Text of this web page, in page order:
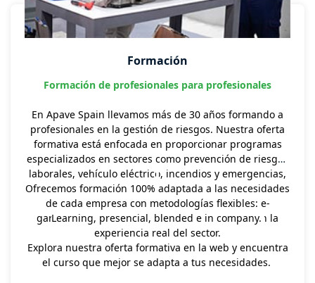
Formación
Formación de profesionales para profesionales
En Apave Spain llevamos más de 30 años formando a
profesionales en la gestión de riesgos. Nuestra oferta
formativa está enfocada en proporcionar programas
especializados en sectores como prevención de riesgos
laborales, vehículo eléctrico, incendios y emergencias,
amianto, ATEX, TELCO, entre otros. Nuestros cursos
están diseñados e impartidos por expertos,
garantizando un aprendizaje práctico basado en la
experiencia real del sector.
Ofrecemos formación 100% adaptada a las necesidades
de cada empresa con metodologías flexibles: e-
Learning, presencial, blended e in company.
Explora nuestra oferta formativa en la web y encuentra
el curso que mejor se adapta a tus necesidades.